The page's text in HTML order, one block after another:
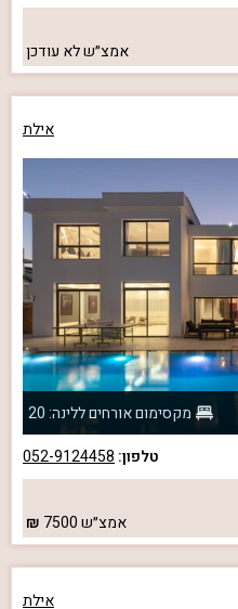
אמצ״שלא עודכן
אילת
מקסימום אורחים ללינה: 20
טלפון: 052-9124458
אמצ״ש7500
אילת